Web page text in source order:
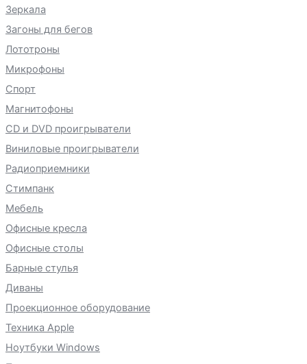
Зеркала
Загоны для бегов
Лототроны
Микрофоны
Спорт
Магнитофоны
CD и DVD проигрыватели
Виниловые проигрыватели
Радиоприемники
Стимпанк
Мебель
Офисные кресла
Офисные столы
Барные стулья
Диваны
Проекционное оборудование
Техника Apple
Ноутбуки Windows